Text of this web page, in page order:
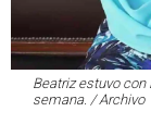
Beatriz estuvo con
semana. / Archivo